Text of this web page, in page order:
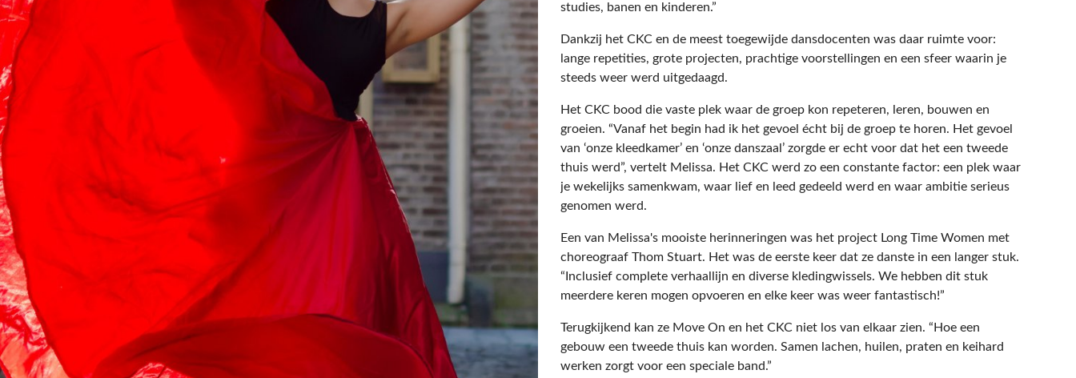
studies, banen en kinderen.”
Dankzij het CKC en de meest toegewijde dansdocenten was daar ruimte voor:
lange repetities, grote projecten, prachtige voorstellingen en een sfeer waarin je
steeds weer werd uitgedaagd.
Het CKC bood die vaste plek waar de groep kon repeteren, leren, bouwen en
groeien. “Vanaf het begin had ik het gevoel écht bij de groep te horen. Het gevoel
van ‘onze kleedkamer’ en ‘onze danszaal’ zorgde er echt voor dat het een tweede
thuis werd”, vertelt Melissa. Het CKC werd zo een constante factor: een plek waar
je wekelijks samenkwam, waar lief en leed gedeeld werd en waar ambitie serieus
genomen werd.
Een van Melissa's mooiste herinneringen was het project Long Time Women met
choreograaf Thom Stuart. Het was de eerste keer dat ze danste in een langer stuk.
“Inclusief complete verhaallijn en diverse kledingwissels. We hebben dit stuk
meerdere keren mogen opvoeren en elke keer was weer fantastisch!”
Terugkijkend kan ze Move On en het CKC niet los van elkaar zien. “Hoe een
gebouw een tweede thuis kan worden. Samen lachen, huilen, praten en keihard
werken zorgt voor een speciale band.”